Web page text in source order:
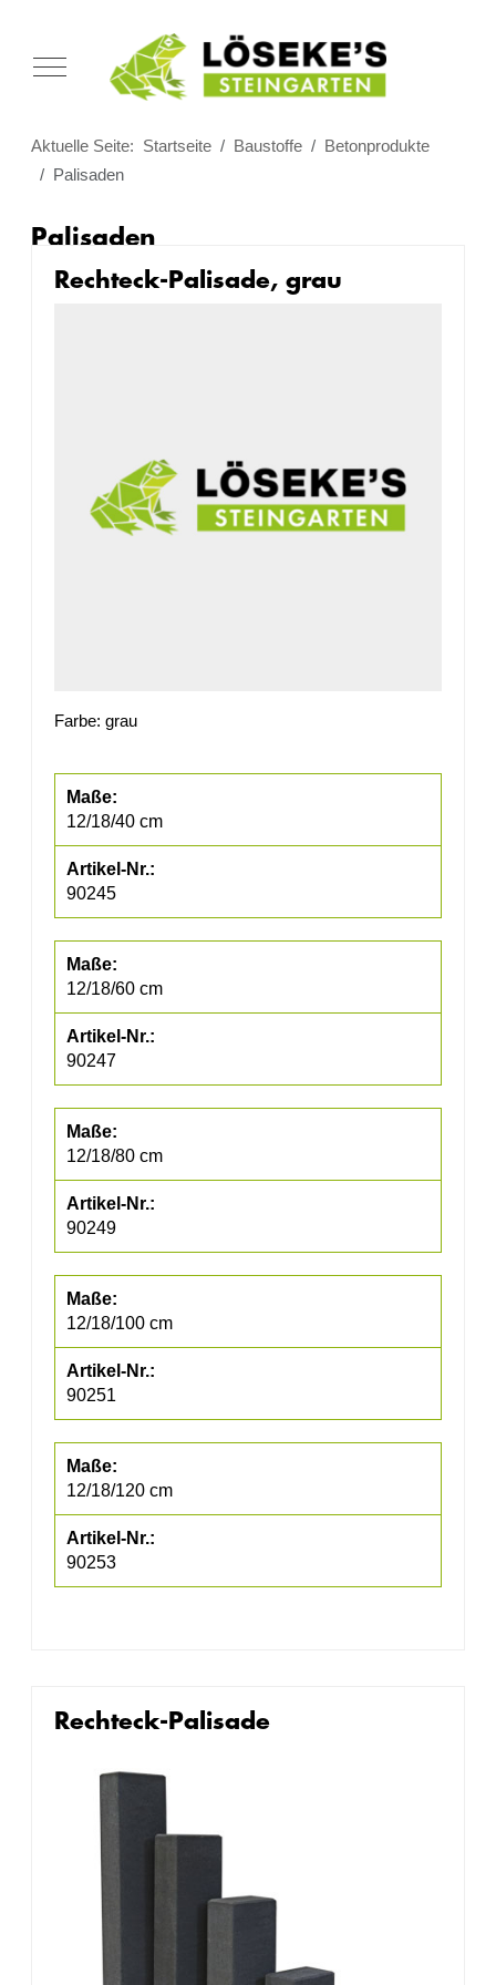
Mobile Menu Toggle
Aktuelle Seite: Startseite Baustoffe
Betonprodukte
Palisaden
Palisaden
Rechteck-Palisade, grau
Farbe: grau
12/18/40 cm
90245
12/18/60 cm
90247
12/18/80 cm
90249
12/18/100 cm
90251
12/18/120 cm
90253
Rechteck-Palisade